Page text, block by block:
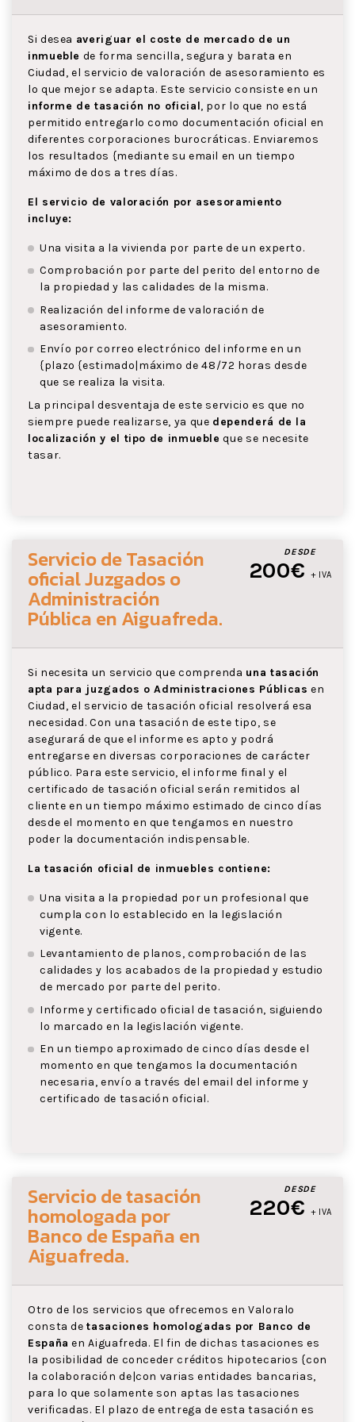
Si desea averiguar el coste de mercado de un
inmueble de forma sencilla, segura y barata en
Ciudad, el servicio de valoración de asesoramiento es
lo que mejor se adapta. Este servicio consiste en un
informe de tasación no oficial, por lo que no está
permitido entregarlo como documentación oficial en
diferentes corporaciones burocráticas. Enviaremos
los resultados {mediante su email en un tiempo
máximo de dos a tres días.
El servicio de valoración por asesoramiento
incluye:
Una visita a la vivienda por parte de un experto.
Comprobación por parte del perito del entorno de
la propiedad y las calidades de la misma.
Realización del informe de valoración de
asesoramiento.
Envío por correo electrónico del informe en un
{plazo {estimado|máximo de 48/72 horas desde
que se realiza la visita.
La principal desventaja de este servicio es que no
siempre puede realizarse, ya que dependerá de la
localización y el tipo de inmueble que se necesite
tasar.
DESDE
200€ + IVA
Servicio de Tasación
oficial Juzgados o
Administración
Pública en Aiguafreda.
Si necesita un servicio que comprenda una tasación
apta para juzgados o Administraciones Públicas en
Ciudad, el servicio de tasación oficial resolverá esa
necesidad. Con una tasación de este tipo, se
asegurará de que el informe es apto y podrá
entregarse en diversas corporaciones de carácter
público. Para este servicio, el informe final y el
certificado de tasación oficial serán remitidos al
cliente en un tiempo máximo estimado de cinco días
desde el momento en que tengamos en nuestro
poder la documentación indispensable.
La tasación oficial de inmuebles contiene:
Una visita a la propiedad por un profesional que
cumpla con lo establecido en la legislación
vigente.
Levantamiento de planos, comprobación de las
calidades y los acabados de la propiedad y estudio
de mercado por parte del perito.
Informe y certificado oficial de tasación, siguiendo
lo marcado en la legislación vigente.
En un tiempo aproximado de cinco días desde el
momento en que tengamos la documentación
necesaria, envío a través del email del informe y
certificado de tasación oficial.
DESDE
220€ + IVA
Servicio de tasación
homologada por
Banco de España en
Aiguafreda.
Otro de los servicios que ofrecemos en Valoralo
consta detasaciones homologadas por Banco de
España en Aiguafreda. El fin de dichas tasaciones es
la posibilidad de conceder créditos hipotecarios {con
la colaboración de|con varias entidades bancarias,
para lo que solamente son aptas las tasaciones
verificadas. El plazo de entrega de esta tasación es